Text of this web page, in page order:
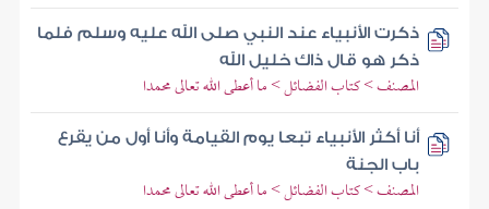
ذكرت الأنبياء عند النبي صلى الله عليه وسلم فلما
ذكر هو قال ذاك خليل الله
المصنف > كتاب الفضائل > ما أعطى الله تعالى محمدا
أنا أكثر الأنبياء تبعا يوم القيامة وأنا أول من يقرع
باب الجنة
المصنف > كتاب الفضائل > ما أعطى الله تعالى محمدا